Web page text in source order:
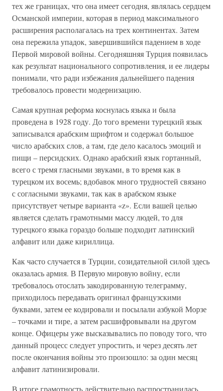
тех же границах, что она имеет сегодня, являлась сердцем
Османской империи, которая в период максимального
расширения располагалась на трех континентах. Затем
она пережила упадок, завершившийся падением в ходе
Первой мировой войны. Сегодняшняя Турция появилась
как результат национального сопротивления, и ее лидеры
понимали, что ради избежания дальнейшего падения
требовалось провести модернизацию.
Самая крупная реформа коснулась языка и была
проведена в 1928 году. До того времени турецкий язык
записывался арабским шрифтом и содержал большое
число арабских слов, а там, где дело касалось эмоций и
пищи – персидских. Однако арабский язык гортанный,
всего с тремя гласными звуками, в то время как в
турецком их восемь; вдобавок много трудностей связано
с согласными звуками, так как в арабском языке
присутствует четыре варианта «z». Если вашей целью
является сделать грамотными массу людей, то для
турецкого языка гораздо больше подходит латинский
алфавит или даже кириллица.
Как часто случается в Турции, созидательной силой здесь
оказалась армия. В Первую мировую войну, если
требовалось отослать закодированную телеграмму,
приходилось передавать оригинал французскими
буквами, затем ее кодировали и посылали азбукой Морзе
– точками и тире, а затем расшифровывали на другом
конце. Офицеры уже высказывались по поводу того, что
данный процесс следует упростить, и через десять лет
после окончания войны это произошло: за один месяц
алфавит латинизировали.
В итоге грамотность действительно распространилась